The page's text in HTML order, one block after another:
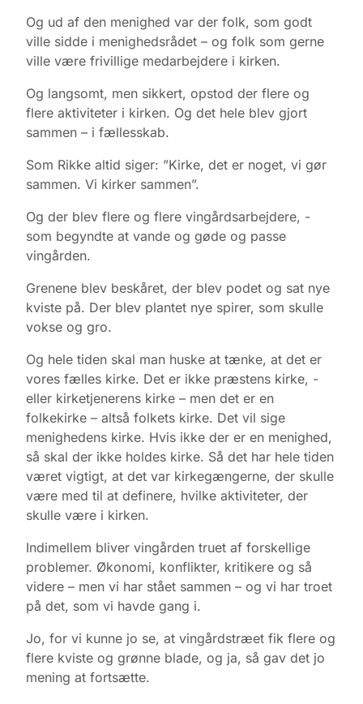
Og ud af den menighed var der folk, som godt
ville sidde i menighedsrådet – og folk som gerne
ville være frivillige medarbejdere i kirken.
Og langsomt, men sikkert, opstod der flere og
flere aktiviteter i kirken. Og det hele blev gjort
sammen – i fællesskab.
Som Rikke altid siger: ”Kirke, det er noget, vi gør
sammen. Vi kirker sammen”.
Og der blev flere og flere vingårdsarbejdere, -
som begyndte at vande og gøde og passe
vingården.
Grenene blev beskåret, der blev podet og sat nye
kviste på. Der blev plantet nye spirer, som skulle
vokse og gro.
Og hele tiden skal man huske at tænke, at det er
vores fælles kirke. Det er ikke præstens kirke, -
eller kirketjenerens kirke – men det er en
folkekirke – altså folkets kirke. Det vil sige
menighedens kirke. Hvis ikke der er en menighed,
så skal der ikke holdes kirke. Så det har hele tiden
været vigtigt, at det var kirkegængerne, der skulle
være med til at definere, hvilke aktiviteter, der
skulle være i kirken.
Indimellem bliver vingården truet af forskellige
problemer. Økonomi, konflikter, kritikere og så
videre – men vi har stået sammen – og vi har troet
på det, som vi havde gang i.
Jo, for vi kunne jo se, at vingårdstræet fik flere og
flere kviste og grønne blade, og ja, så gav det jo
mening at fortsætte.